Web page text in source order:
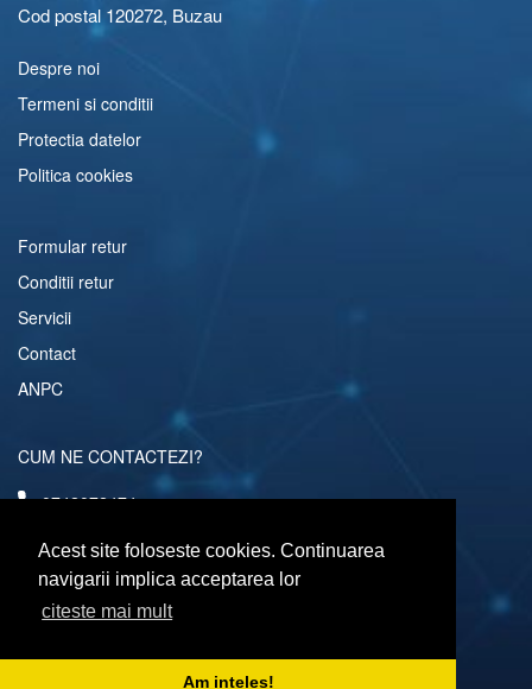
Acest site foloseste cookies. Continuarea
navigarii implica acceptarea lor
citeste mai mult
Am inteles!
Cod postal 120272, Buzau
Despre noi
Termeni si conditii
Protectia datelor
Politica cookies
Formular retur
Conditii retur
Servicii
Contact
ANPC
CUM NE CONTACTEZI?
0742072474
comenzi@computerescu.ro
URMARESTE-NE SI PE